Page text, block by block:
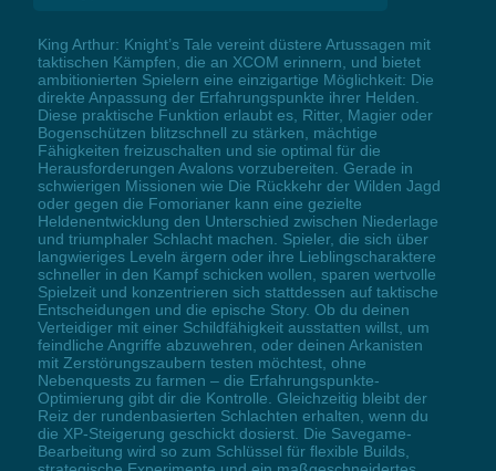
King Arthur: Knight’s Tale vereint düstere Artussagen mit
taktischen Kämpfen, die an XCOM erinnern, und bietet
ambitionierten Spielern eine einzigartige Möglichkeit: Die
direkte Anpassung der Erfahrungspunkte ihrer Helden.
Diese praktische Funktion erlaubt es, Ritter, Magier oder
Bogenschützen blitzschnell zu stärken, mächtige
Fähigkeiten freizuschalten und sie optimal für die
Herausforderungen Avalons vorzubereiten. Gerade in
schwierigen Missionen wie Die Rückkehr der Wilden Jagd
oder gegen die Fomorianer kann eine gezielte
Heldenentwicklung den Unterschied zwischen Niederlage
und triumphaler Schlacht machen. Spieler, die sich über
langwieriges Leveln ärgern oder ihre Lieblingscharaktere
schneller in den Kampf schicken wollen, sparen wertvolle
Spielzeit und konzentrieren sich stattdessen auf taktische
Entscheidungen und die epische Story. Ob du deinen
Verteidiger mit einer Schildfähigkeit ausstatten willst, um
feindliche Angriffe abzuwehren, oder deinen Arkanisten
mit Zerstörungszaubern testen möchtest, ohne
Nebenquests zu farmen – die Erfahrungspunkte-
Optimierung gibt dir die Kontrolle. Gleichzeitig bleibt der
Reiz der rundenbasierten Schlachten erhalten, wenn du
die XP-Steigerung geschickt dosierst. Die Savegame-
Bearbeitung wird so zum Schlüssel für flexible Builds,